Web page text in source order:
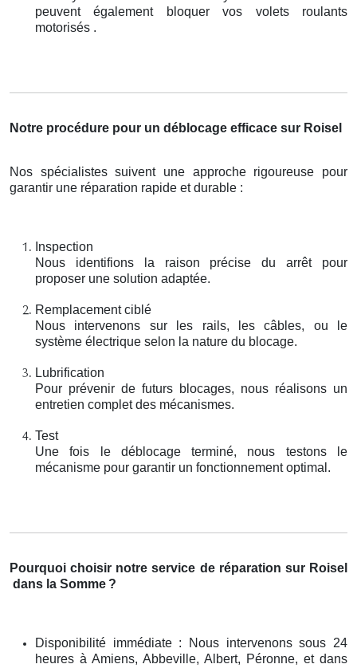
peuvent également bloquer vos volets roulants
motorisés .
Notre procédure pour un déblocage efficace sur Roisel
Nos spécialistes suivent une approche rigoureuse pour
garantir une réparation rapide et durable :
Inspection
Nous identifions la raison précise du arrêt pour
proposer une solution adaptée.
Remplacement ciblé
Nous intervenons sur les rails, les câbles, ou le
système électrique selon la nature du blocage.
Lubrification
Pour prévenir de futurs blocages, nous réalisons un
entretien complet des mécanismes.
Test
Une fois le déblocage terminé, nous testons le
mécanisme pour garantir un fonctionnement optimal.
Pourquoi choisir notre service de réparation sur Roisel
dans la Somme ?
Disponibilité immédiate : Nous intervenons sous 24
heures à Amiens, Abbeville, Albert, Péronne, et dans